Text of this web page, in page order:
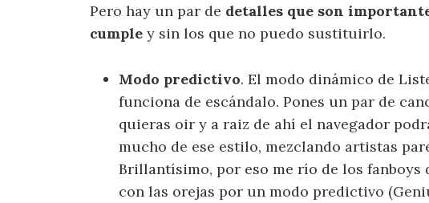
Pero hay un par de detalles que son
cumple y sin los que no puedo sustituirlo.
Modo predictivo. El modo dinámico de
funciona de escándalo. Pones un par de
quieras oir y a raiz de ahí el navegador
mucho de ese estilo, mezclando artistas
Brillantísimo, por eso me río de los fanboys
con las orejas por un modo predictivo